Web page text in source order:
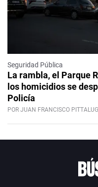
Seguridad Pública
La rambla, el Parque
los homicidios se
Policía
POR JUAN FRANCISCO